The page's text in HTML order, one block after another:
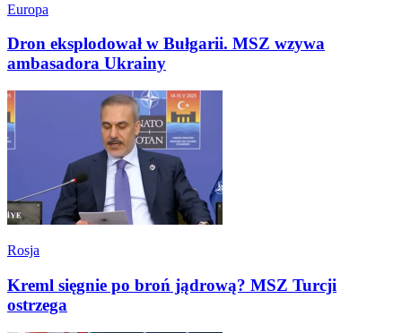
Europa
Dron eksplodował w Bułgarii. MSZ wzywa
ambasadora Ukrainy
Rosja
Kreml sięgnie po broń jądrową? MSZ Turcji
ostrzega